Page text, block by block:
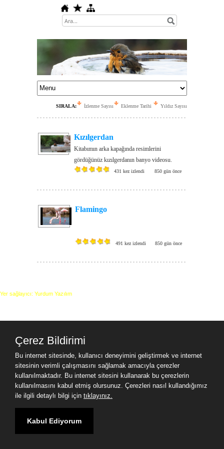
SIRALA: İzlenme Sayısı Eklenme Tarihi Yıldız Sayısı
Kızılgerdan
Kitabımın arka kapağında resimlerini
gördüğünüz kızılgerdanın banyo videosu.
431 kez izlendi 850 gün önce
Flamingo
491 kez izlendi 850 gün önce
Yer sağlayıcı: Yurdum Yazılım
Çerez Bildirimi
Bu internet sitesinde, kullanıcı deneyimini geliştirmek ve internet
sitesinin verimli çalışmasını sağlamak amacıyla çerezler
kullanılmaktadır. Bu internet sitesini kullanarak bu çerezlerin
kullanılmasını kabul etmiş olursunuz. Çerezleri nasıl kullandığımız
ile ilgili detaylı bilgi için tıklayınız.
Kabul Ediyorum